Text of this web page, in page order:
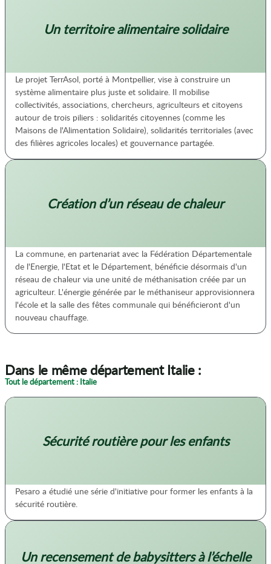
Un territoire alimentaire solidaire
Le projet TerrAsol, porté à Montpellier, vise à construire un
système alimentaire plus juste et solidaire. Il mobilise
collectivités, associations, chercheurs, agriculteurs et citoyens
autour de trois piliers : solidarités citoyennes (comme les
Maisons de l'Alimentation Solidaire), solidarités territoriales (avec
des filières agricoles locales) et gouvernance partagée.
Création d’un réseau de chaleur
La commune, en partenariat avec la Fédération Départementale
de l'Energie, l'Etat et le Département, bénéficie désormais d'un
réseau de chaleur via une unité de méthanisation créée par un
agriculteur. L'énergie générée par le méthaniseur approvisionnera
l'école et la salle des fêtes communale qui bénéficieront d'un
nouveau chauffage.
Dans le même département Italie :
Tout le département : Italie
Sécurité routière pour les enfants
Pesaro a étudié une série d'initiative pour former les enfants à la
sécurité routière.
Un recensement de babysitters à l’échelle